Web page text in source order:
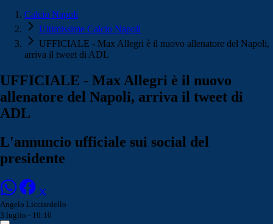
Calcio Napoli
Ultimissime Calcio Napoli
UFFICIALE - Max Allegri è il nuovo allenatore del Napoli,
arriva il tweet di ADL
UFFICIALE - Max Allegri è il nuovo
allenatore del Napoli, arriva il tweet di
ADL
L'annuncio ufficiale sui social del
presidente
Angelo Licciardello
3 luglio - 10:10